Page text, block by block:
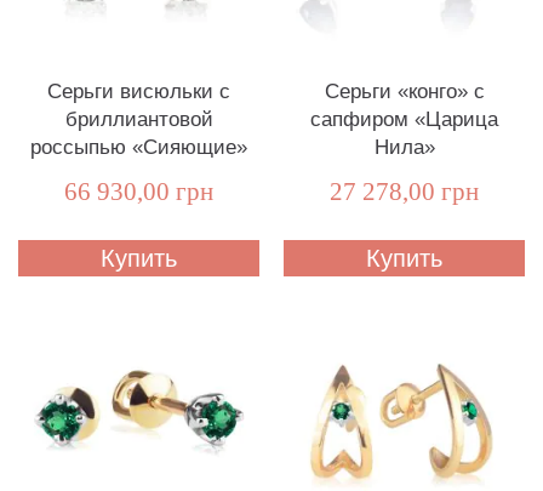
Серьги висюльки с
бриллиантовой
россыпью «Сияющие»
66 930,00 грн
Купить
Серьги «конго» с
сапфиром «Царица
Нила»
27 278,00 грн
Купить